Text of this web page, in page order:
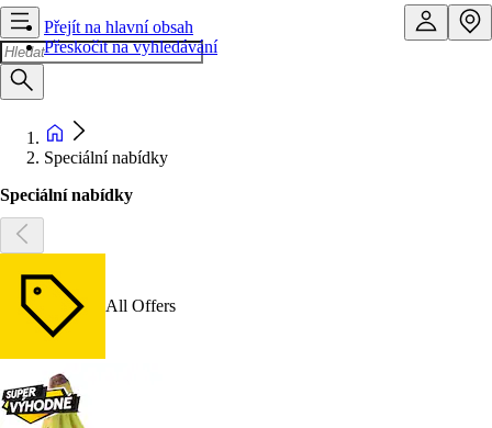
Přejít na hlavní obsah
Přeskočit na vyhledávání
Speciální nabídky
Speciální nabídky
All Offers